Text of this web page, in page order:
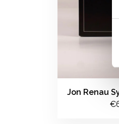
Jon Renau